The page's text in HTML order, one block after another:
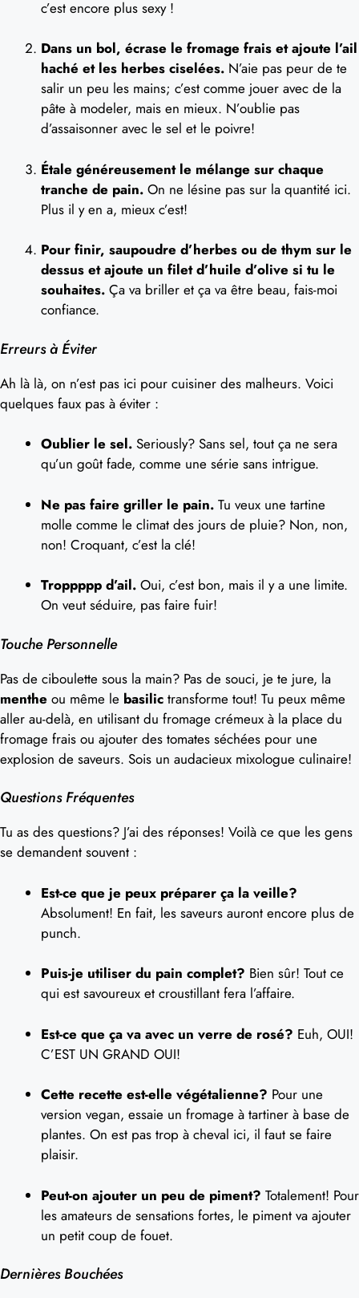
c’est encore plus sexy !
Dans un bol, écrase le fromage frais et ajoute l’ail
haché et les herbes ciselées. N’aie pas peur de te
salir un peu les mains; c’est comme jouer avec de la
pâte à modeler, mais en mieux. N’oublie pas
d’assaisonner avec le sel et le poivre!
Étale généreusement le mélange sur chaque
tranche de pain. On ne lésine pas sur la quantité ici.
Plus il y en a, mieux c’est!
Pour finir, saupoudre d’herbes ou de thym sur le
dessus et ajoute un filet d’huile d’olive si tu le
souhaites. Ça va briller et ça va être beau, fais-moi
confiance.
Erreurs à Éviter
Ah là là, on n’est pas ici pour cuisiner des malheurs. Voici
quelques faux pas à éviter :
Oublier le sel. Seriously? Sans sel, tout ça ne sera
qu’un goût fade, comme une série sans intrigue.
Ne pas faire griller le pain. Tu veux une tartine
molle comme le climat des jours de pluie? Non, non,
non! Croquant, c’est la clé!
Troppppp d’ail. Oui, c’est bon, mais il y a une limite.
On veut séduire, pas faire fuir!
Touche Personnelle
Pas de ciboulette sous la main? Pas de souci, je te jure, la
menthe ou même le basilic transforme tout! Tu peux même
aller au-delà, en utilisant du fromage crémeux à la place du
fromage frais ou ajouter des tomates séchées pour une
explosion de saveurs. Sois un audacieux mixologue culinaire!
Questions Fréquentes
Tu as des questions? J’ai des réponses! Voilà ce que les gens
se demandent souvent :
Est-ce que je peux préparer ça la veille?
Absolument! En fait, les saveurs auront encore plus de
punch.
Puis-je utiliser du pain complet? Bien sûr! Tout ce
qui est savoureux et croustillant fera l’affaire.
Est-ce que ça va avec un verre de rosé? Euh, OUI!
C’EST UN GRAND OUI!
Cette recette est-elle végétalienne? Pour une
version vegan, essaie un fromage à tartiner à base de
plantes. On est pas trop à cheval ici, il faut se faire
plaisir.
Peut-on ajouter un peu de piment? Totalement! Pour
les amateurs de sensations fortes, le piment va ajouter
un petit coup de fouet.
Dernières Bouchées